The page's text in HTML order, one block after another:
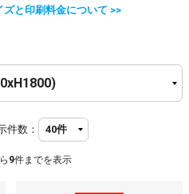
と印刷料金について >>
件数：
9件までを表示